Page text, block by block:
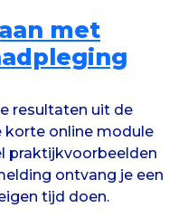
met
resultaten uit de
korte online module
praktijkvoorbeelden
ontvang je een
tijd doen.